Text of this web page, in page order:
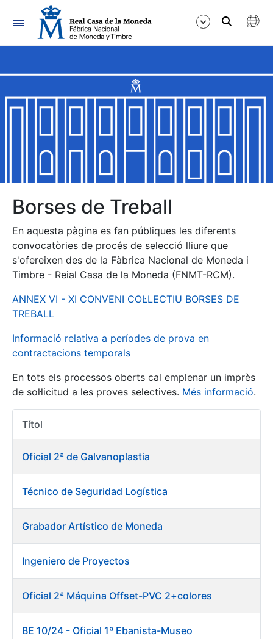
Navegació
Mostra/Amaga
Mostra/Amaga
Mostra/Amaga
Mostra/Amaga
Mostra/Amaga
Mostra/Amaga
Borses de Treball
En aquesta pàgina es fan públiques les diferents
convocatòries de procés de selecció lliure que
s'ofereixen des de la Fàbrica Nacional de Moneda i
Timbre - Reial Casa de la Moneda (FNMT-RCM).
ANNEX VI - XI CONVENI COL·LECTIU BORSES DE
TREBALL
Informació relativa a períodes de prova en
contractacions temporals
En tots els processos oberts cal emplenar un imprès
de sol·licitud a les proves selectives. Més informació.
Títol
Accions
Oficial 2ª de Galvanoplastia
Técnico de Seguridad Logística
Grabador Artístico de Moneda
Ingeniero de Proyectos
Oficial 2ª Máquina Offset-PVC 2+colores
BE 10/24 - Oficial 1ª Ebanista-Museo